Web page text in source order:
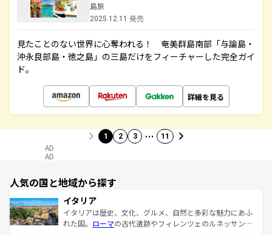
島旅
2025.12.11 発売
見たことのない世界に心奪われる！ 奄美群島南部「与論島・
沖永良部島・徳之島」の三島だけをフィーチャーした完全ガイ
ド。
詳細を見る
1 2 3 … 11
AD
AD
人気の国と地域から探す
イタリア
イタリアは歴史、文化、グルメ、自然と多彩な魅力にあふ
れた国。 ローマの古代遺跡やフィレンツェのルネッサンス